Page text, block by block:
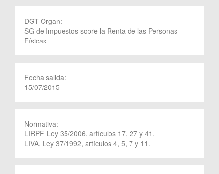
DGT Organ:
SG de Impuestos sobre la Renta de las Personas
Físicas
Fecha salida:
15/07/2015
Normativa:
LIRPF, Ley 35/2006, artículos 17, 27 y 41.
LIVA, Ley 37/1992, artículos 4, 5, 7 y 11.